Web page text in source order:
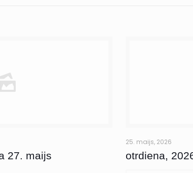
27. maijs
25. maijs, 2026
otrdiena,